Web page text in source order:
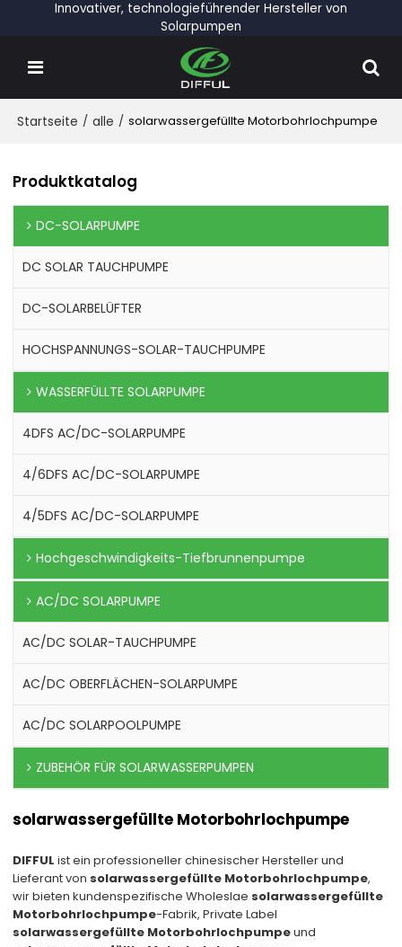
Innovativer, technologieführender Hersteller von
Solarpumpen
Startseite / alle / solarwassergefüllte Motorbohrlochpumpe
Produktkatalog
DC-SOLARPUMPE
DC SOLAR TAUCHPUMPE
DC-SOLARBELÜFTER
HOCHSPANNUNGS-SOLAR-TAUCHPUMPE
WASSERFÜLLTE SOLARPUMPE
4DFS AC/DC-SOLARPUMPE
4/6DFS AC/DC-SOLARPUMPE
4/5DFS AC/DC-SOLARPUMPE
Hochgeschwindigkeits-Tiefbrunnenpumpe
AC/DC SOLARPUMPE
AC/DC SOLAR-TAUCHPUMPE
AC/DC OBERFLÄCHEN-SOLARPUMPE
AC/DC SOLARPOOLPUMPE
ZUBEHÖR FÜR SOLARWASSERPUMPEN
solarwassergefüllte Motorbohrlochpumpe
DIFFUL ist ein professioneller chinesischer Hersteller und
Lieferant von solarwassergefüllte Motorbohrlochpumpe,
wir bieten kundenspezifische Wholeslae solarwassergefüllte
Motorbohrlochpumpe-Fabrik, Private Label
solarwassergefüllte Motorbohrlochpumpeund